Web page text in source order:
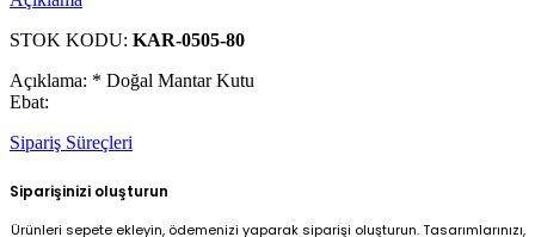
STOK KODU: KAR-0505-80
Açıklama: * Doğal Mantar Kutu
Ebat:
Sipariş Süreçleri
Siparişinizi oluşturun
Ürünleri sepete ekleyin, ödemenizi yaparak siparişi oluşturun. Tasarımlarınızı,